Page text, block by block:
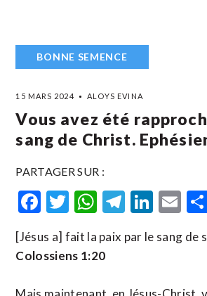
BONNE SEMENCE
15 MARS 2024 ALOYS EVINA
Vous avez été
sang de Christ.
PARTAGER SUR :
Facebook
Twitter
WhatsApp
[Jésus a] fait la paix par le sang de
Colossiens 1:20